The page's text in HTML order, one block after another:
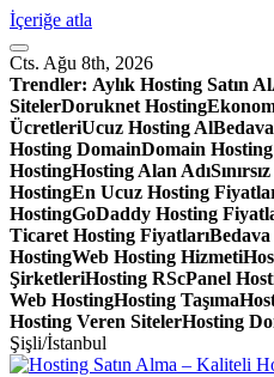
İçeriğe atla
Cts. Ağu 8th, 2026
Trendler: Aylık Hosting Satın Al
SitelerDoruknet Hosting
ÜcretleriUcuz Hosting Al
Hosting DomainDomain
HostingHosting Alan Adı
HostingEn Ucuz Hosting
HostingGoDaddy Hosting
Ticaret Hosting Fiyatları
HostingWeb Hosting Hizmeti
ŞirketleriHosting RScPanel
Web HostingHosting Taşıma
Hosting Veren SitelerHosting
Şişli/İstanbul